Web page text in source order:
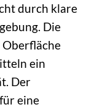
durch klare
Die
Oberfläche
ein
Der
eine